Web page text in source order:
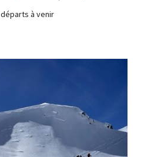
départs à venir